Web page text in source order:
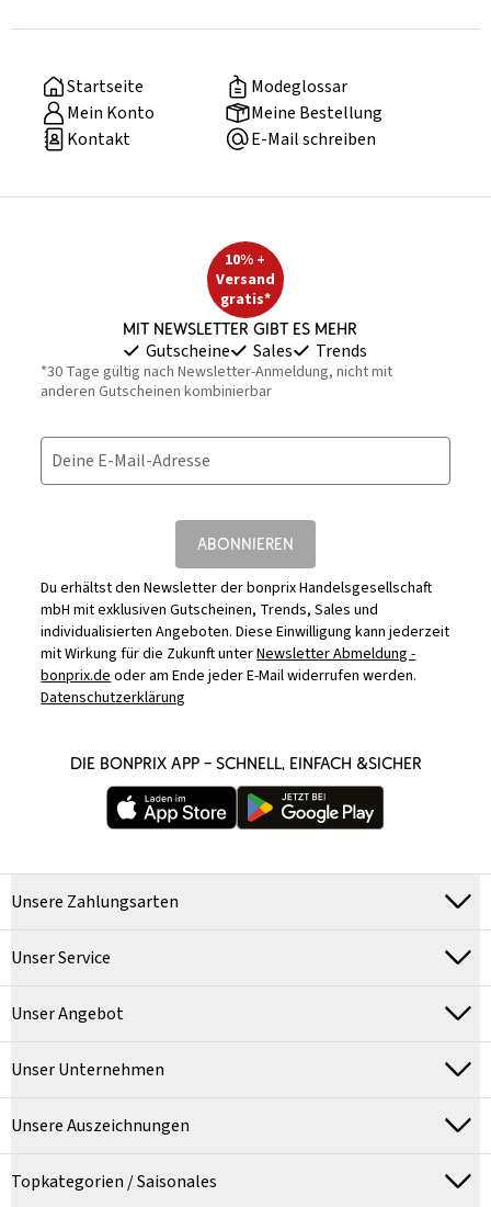
Startseite
Modeglossar
Mein Konto
Meine Bestellung
Kontakt
E-Mail schreiben
10% +
Versand
gratis*
Mit Newsletter gibt es mehr
Gutscheine Sales Trends
*30 Tage gültig nach Newsletter-Anmeldung, nicht mit
anderen Gutscheinen kombinierbar
Deine E-Mail-Adresse
ABONNIEREN
Du erhältst den Newsletter der bonprix Handelsgesellschaft
mbH mit exklusiven Gutscheinen, Trends, Sales und
individualisierten Angeboten. Diese Einwilligung kann jederzeit
mit Wirkung für die Zukunft unterNewsletter Abmeldung -
bonprix.deoder am Ende jeder E-Mail widerrufen werden.
Datenschutzerklärung
DIE BONPRIX APP – SCHNELL, EINFACH &SICHER
Unsere Zahlungsarten
Unser Service
Unser Angebot
Unser Unternehmen
Unsere Auszeichnungen
Topkategorien / Saisonales